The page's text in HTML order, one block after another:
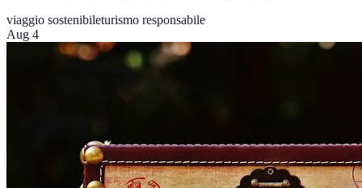
viaggio sostenibileturismo responsabile
Aug 4